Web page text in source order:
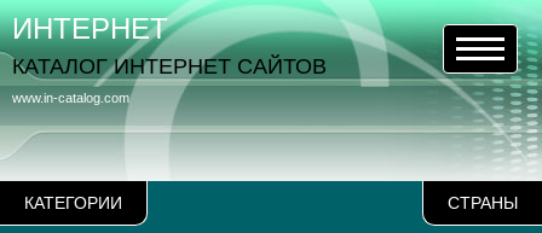
КАТЕГОРИИ СТРАНЫ
www.in-catalog.com
ИНТЕРНЕТ
КАТАЛОГ ИНТЕРНЕТ САЙТОВ